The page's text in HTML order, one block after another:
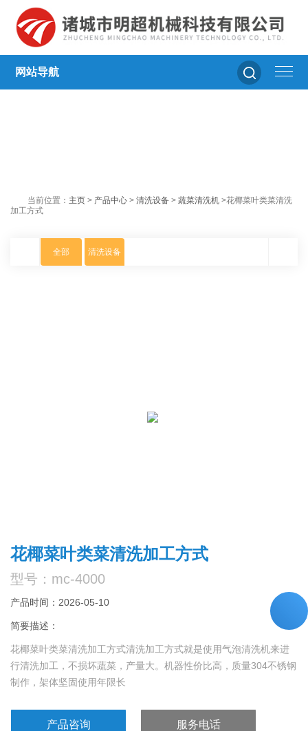
网站导航
当前位置： 主页 > 产品中心 >清洗设备 >蔬菜清洗机 >花椰菜叶类菜清洗
加工方式
全部 清洗设备
花椰菜叶类菜清洗加工方式
型号：mc-4000
产品时间：2026-05-10
简要描述：
花椰菜叶类菜清洗加工方式清洗加工方式就是使用气泡清洗机来进
行清洗加工，不损坏蔬菜，产量大。机器性价比高，质量304不锈钢
制作，架体坚固使用年限长
产品咨询 服务电话